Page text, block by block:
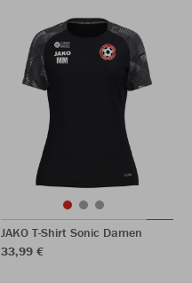
JAKO T-Shirt Sonic Damen
33,99 €